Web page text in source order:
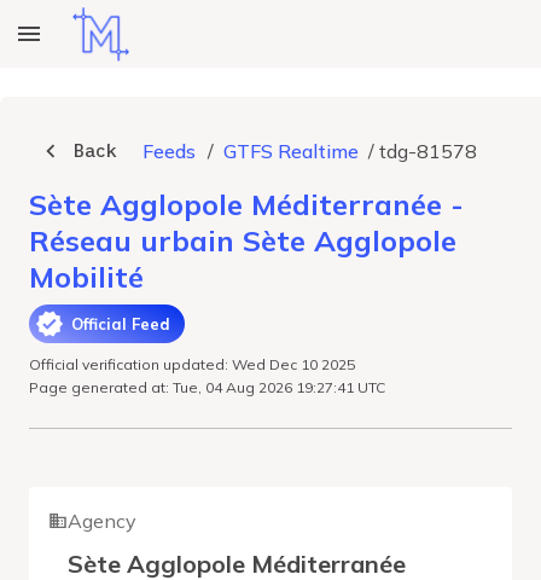
Back Feeds / GTFS Realtime / tdg-81578
Sète Agglopole Méditerranée -
Réseau urbain Sète Agglopole
Mobilité
Official Feed
Official verification updated: Wed Dec 10 2025
Page generated at: Tue, 04 Aug 2026 19:27:41 UTC
Agency
Sète Agglopole Méditerranée